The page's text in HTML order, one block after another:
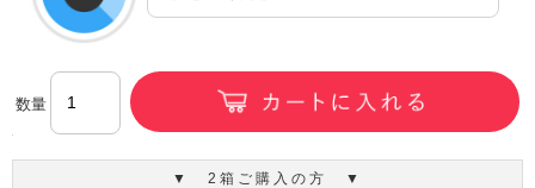
数量
▼ 2箱ご購入の方 ▼